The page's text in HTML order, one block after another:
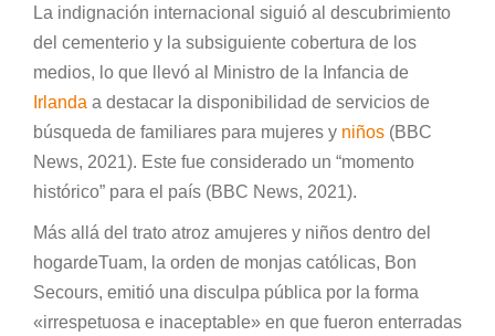
La indignación internacional siguió al descubrimiento
del cementerio y la subsiguiente cobertura de los
medios, lo que llevó al Ministro de la Infancia de
Irlanda a destacar la disponibilidad de servicios de
búsqueda de familiares para mujeres y niños (BBC
News, 2021). Este fue considerado un “momento
histórico” para el país (BBC News, 2021).
Más allá del trato atroz amujeres y niños dentro del
hogardeTuam, la orden de monjas católicas, Bon
Secours, emitió una disculpa pública por la forma
«irrespetuosa e inaceptable» en que fueron enterradas